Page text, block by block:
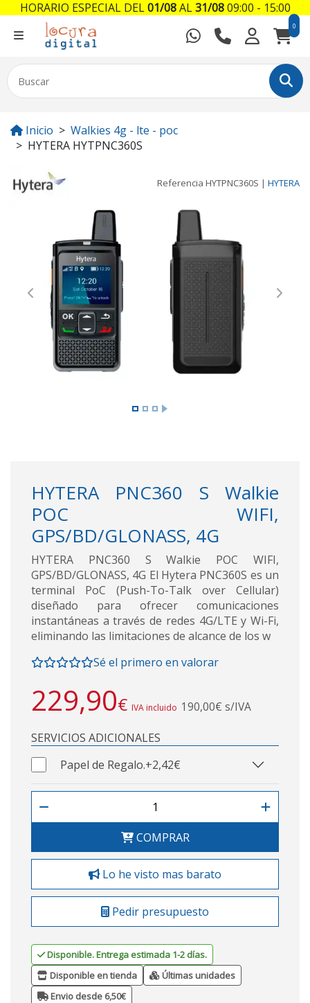
0
Inicio
Walkies 4g - lte - poc
HYTERA HYTPNC360S
Referencia HYTPNC360S | HYTERA
Previous Next
HYTERA PNC360 S Walkie
POC WIFI,
GPS/BD/GLONASS, 4G
HYTERA PNC360 S Walkie POC WIFI,
GPS/BD/GLONASS, 4G El Hytera PNC360S es un
terminal PoC (Push-To-Talk over Cellular)
diseñado para ofrecer comunicaciones
instantáneas a través de redes 4G/LTE y Wi-Fi,
eliminando las limitaciones de alcance de los w
Sé el primero en valorar
229,90€ IVA incluido 190,00€ s/IVA
SERVICIOS ADICIONALES
Papel de Regalo.+2,42€
COMPRAR
Lo he visto mas barato
Pedir presupuesto
Disponible. Entrega estimada 1-2 días.
Disponible en tienda
Últimas unidades
Envio desde 6,50€
HORARIO ESPECIAL DEL01/08AL31/0809:00 - 15:00